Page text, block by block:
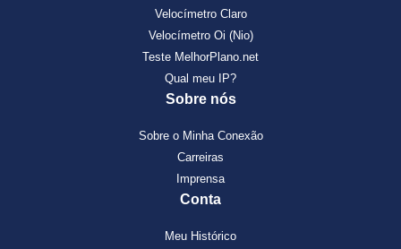
Velocímetro Claro
Velocímetro Oi (Nio)
Teste MelhorPlano.net
Qual meu IP?
Sobre nós
Sobre o Minha Conexão
Carreiras
Imprensa
Conta
Meu Histórico